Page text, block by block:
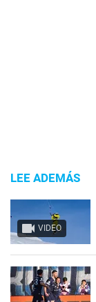
LEE ADEMÁS
VIDEO